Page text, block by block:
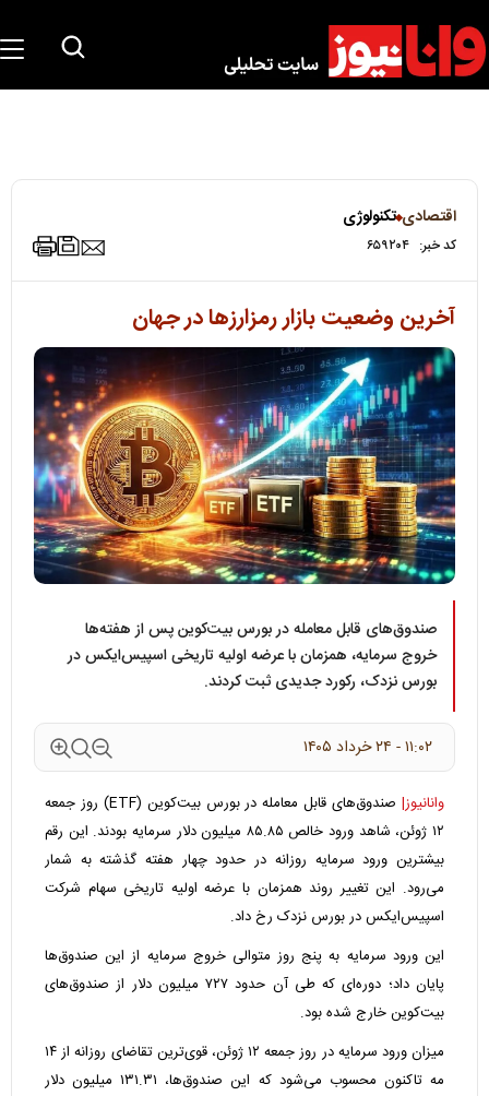
اقتصادی تکنولوژی
کد خبر: ۶۵۹۲۰۴
آخرین وضعیت بازار رمزارزها در جهان
صندوق‌های قابل معامله در بورس بیت‌کوین پس از هفته‌ها
خروج سرمایه، همزمان با عرضه اولیه تاریخی اسپیس‌ایکس در
بورس نزدک، رکورد جدیدی ثبت کردند.
۱۱:۰۲ - ۲۴ خرداد ۱۴۰۵
وانانیوز|
صندوق‌های قابل معامله در بورس بیت‌کوین (ETF) روز جمعه
۱۲ ژوئن، شاهد ورود خالص ۸۵.۸۵ میلیون دلار سرمایه بودند. این رقم
بیشترین ورود سرمایه روزانه در حدود چهار هفته گذشته به شمار
می‌رود. این تغییر روند همزمان با عرضه اولیه تاریخی سهام شرکت
اسپیس‌ایکس در بورس نزدک رخ داد.
این ورود سرمایه به پنج روز متوالی خروج سرمایه از این صندوق‌ها
پایان داد؛ دوره‌ای که طی آن حدود ۷۲۷ میلیون دلار از صندوق‌های
بیت‌کوین خارج شده بود.
میزان ورود سرمایه در روز جمعه ۱۲ ژوئن، قوی‌ترین تقاضای روزانه از ۱۴
مه تاکنون محسوب می‌شود که این صندوق‌ها، ۱۳۱.۳۱ میلیون دلار